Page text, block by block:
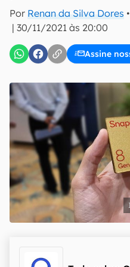
Por Renan da Silva Dores
| 30/11/2021 às 20:00
Assine
Confirmo que li, aceito e
Uso e Política de